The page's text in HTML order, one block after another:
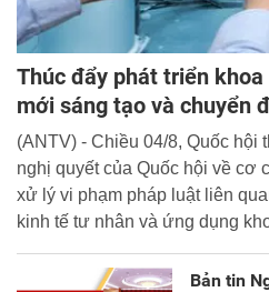
Thúc đẩy phát triển
mới sáng tạo và chuyển
(ANTV) - Chiều 04/8, Quốc hội
nghị quyết của Quốc hội về cơ
xử lý vi phạm pháp luật liên
kinh tế tư nhân và ứng dụng
Bản tin